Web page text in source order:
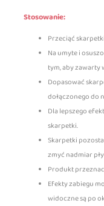
Stosowanie:
Przeciąć
Na umyte i
tym, aby zawarty
Dopasować
dołączonego do
Dla lepszego
skarpetki.
Skarpetki
zmyć nadmiar
Produkt
Efekty zabiegu
widoczne są po